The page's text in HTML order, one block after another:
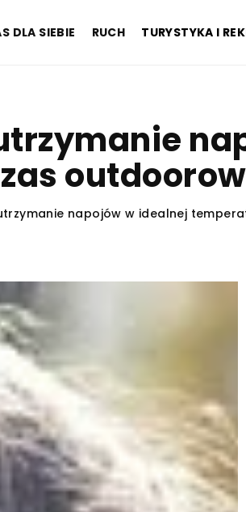
DLA SIEBIE RUCH TURYSTYKA I
napojów w idealnej